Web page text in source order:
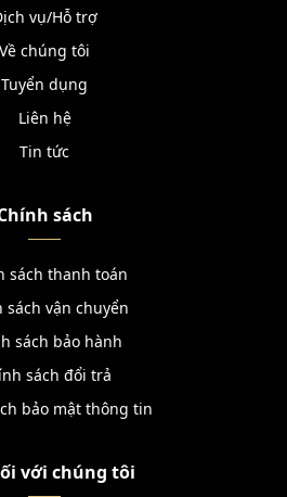
vụ/Hỗ trợ
Về chúng tôi
Tuyển dụng
Liên hệ
Tin tức
sách
sách thanh toán
sách vận chuyển
sách bảo hành
sách đổi trả
bảo mật thông tin
với chúng tôi